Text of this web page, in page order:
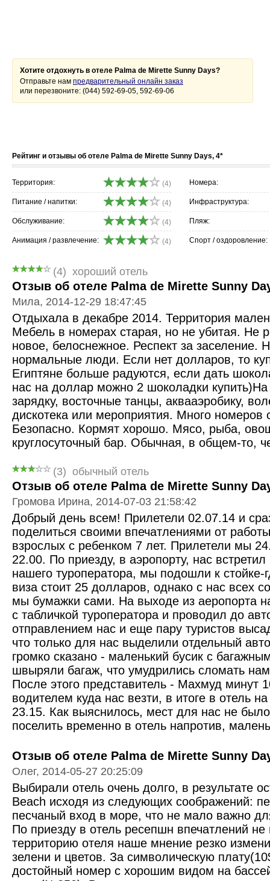
Хотите отдохнуть в отеле Palma de Mirette Sunny Days?
Отправьте нам предварительный онлайн заказ
или перезвоните: (044) 592-69-05, 592-69-06
Рейтинг и отзывы об отеле Palma de Mirette Sunny Days, 4*
Территория: (4) Номера:
Питание / напитки: (4) Инфраструктура:
Обслуживание: (4) Пляж:
Анимация / развлечение: (4) Спорт / оздоровление:
(4) хороший отель
Отзыв об отеле Palma de Mirette Sunny
Мила, 2014-12-29 18:47:45
Отдыхала в декабре 2014. Территория
Мебель в номерах старая, но не убитая. Не
новое, белоснежное. Респект за заселение.
нормальные люди. Если нет долларов, то
Египтяне больше радуются, если дать
нас на доллар можно 2 шоколадки
зарядку, восточные танцы, аквааэробику,
дискотека или мероприятия. Много
Безопасно. Кормят хорошо. Мясо, рыба,
круглосуточный бар. Обычная, в общем-то,
(3) обычный отель
Отзыв об отеле Palma de Mirette Sunny
Громова Ирина, 2014-07-03 21:58:42
Добрый день всем! Прилетели 02.07.14 и
поделиться своими впечатлениями от
взрослых с ребенком 7 лет. Прилетели мы
22.00. По приезду, в аэропорту, нас
нашего туроператора, мы подошли к
виза стоит 25 долларов, однако с нас всех
мы бумажки сами. На выходе из аеропорта
с табличкой туроператора и проводил до
отправлением нас и еще пару туристов
что только для нас выделили отдельный
громко сказано - маленький бусик с
швыряли багаж, что умудрились сломать
После этого представитель - Махмуд минут
водителем куда нас везти, в итоге в отель
23.15. Как выяснилось, мест для нас не
поселить временно в отель напротив,
Отзыв об отеле Palma de Mirette Sunny
Олег, 2014-05-27 20:25:09
Выбирали отель очень долго, в результате
Beach исходя из следующих соображений:
песчаный вход в море, что не мало важно
По приезду в отель ресепшн впечатлений
территорию отеля наше мнение резко
зелени и цветов. За символическую
достойный номер с хорошим видом на